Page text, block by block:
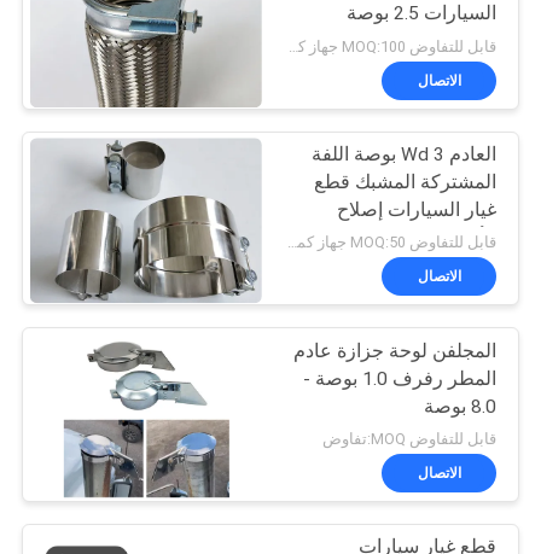
السيارات 2.5 بوصة
قابل للتفاوض MOQ:100 جهاز كمبيوتر أو التفاوض
الاتصال
العادم Wd 3 بوصة اللفة
المشتركة المشبك قطع
غيار السيارات إصلاح
الأنابيب الفولاذ المقاوم
للصدأ
قابل للتفاوض MOQ:50 جهاز كمبيوتر شخصى
الاتصال
المجلفن لوحة جزازة عادم
المطر رفرف 1.0 بوصة -
8.0 بوصة
قابل للتفاوض MOQ:تفاوض
الاتصال
قطع غيار سيارات